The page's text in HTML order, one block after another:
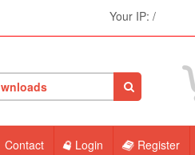
Your IP: /
Contact Login Register